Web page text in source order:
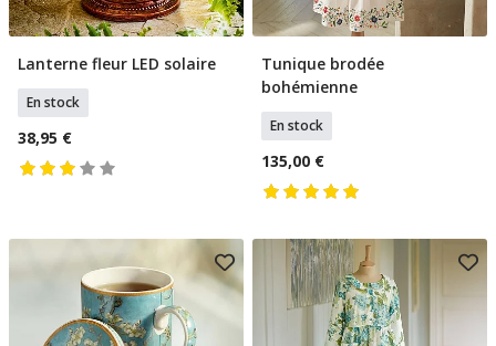
Ajouter Au Panier
Lanterne fleur LED solaire
En stock
38,95 €
Sélectionner Tailles
Tunique brodée
bohémienne
En stock
135,00 €